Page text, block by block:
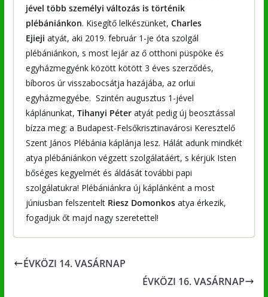
jével több személyi változás is történik
plébániánkon. Kisegítő lelkészünket, Charles
Ejieji atyát, aki 2019. február 1-je óta szolgál
plébániánkon, s most lejár az ő otthoni püspöke és
egyházmegyénk között kötött 3 éves szerződés,
bíboros úr visszabocsátja hazájába, az orlui
egyházmegyébe. Szintén augusztus 1-jével
káplánunkat, Tihanyi Péteratyát pedig új beosztással
bízza meg: a Budapest-Felsőkrisztinavárosi Keresztelő
Szent János Plébánia káplánja lesz. Hálát adunk mindkét
atya plébániánkon végzett szolgálatáért, s kérjük Isten
bőséges kegyelmét és áldását további papi
szolgálatukra! Plébániánkra új káplánként a most
júniusban felszentelt Riesz Domonkosatya érkezik,
fogadjuk őt majd nagy szeretettel!
ÉVKÖZI 14. VASÁRNAP
ÉVKÖZI 16. VASÁRNAP